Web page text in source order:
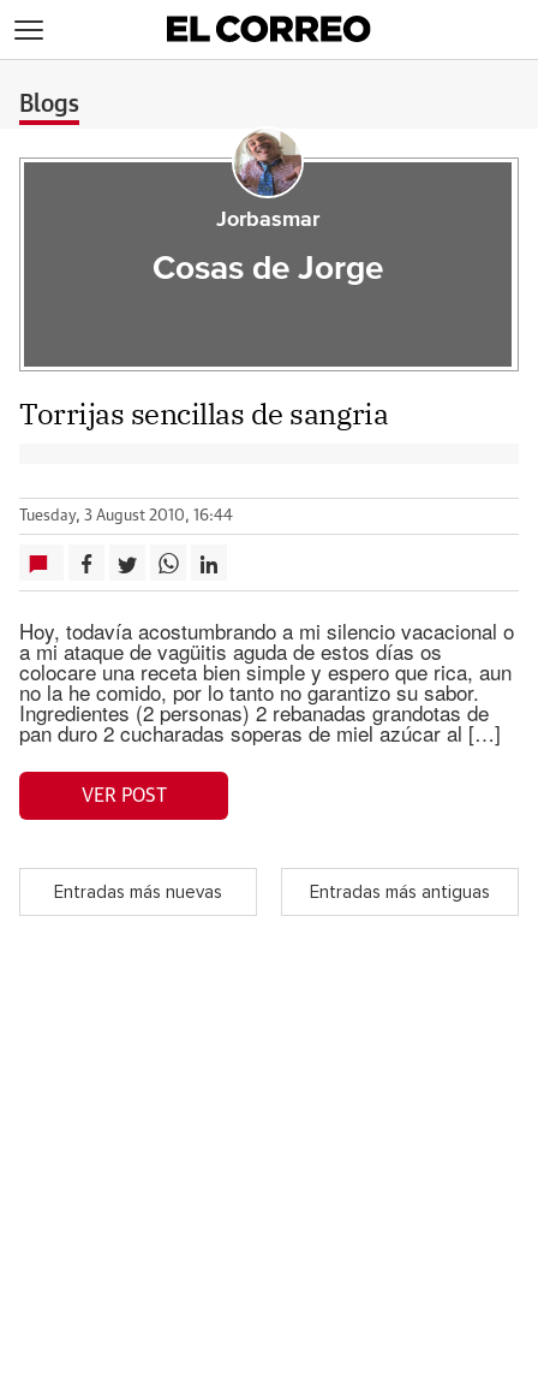
Blogs
Jorbasmar
Cosas de Jorge
Torrijas sencillas de sangria
Tuesday, 3 August 2010, 16:44
Hoy, todavía acostumbrando a mi silencio vacacional o
a mi ataque de vagüitis aguda de estos días os
colocare una receta bien simple y espero que rica, aun
no la he comido, por lo tanto no garantizo su sabor.
Ingredientes (2 personas) 2 rebanadas grandotas de
pan duro 2 cucharadas soperas de miel azúcar al […]
VER POST
Entradas más nuevas Entradas más antiguas